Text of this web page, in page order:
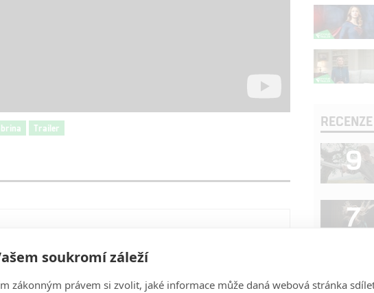
Trailer
9
7
soukromí záleží
zákonným právem si zvolit, jaké informace může daná webová stránka